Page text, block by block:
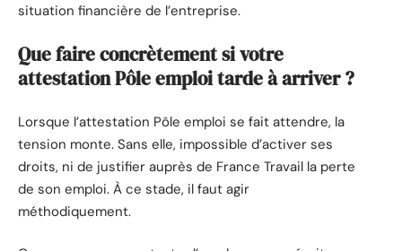
situation financière de l’entreprise.
Que faire concrètement si votre
attestation Pôle emploi tarde à arriver ?
Lorsque l’attestation Pôle emploi se fait attendre, la
tension monte. Sans elle, impossible d’activer ses
droits, ni de justifier auprès de France Travail la perte
de son emploi. À ce stade, il faut agir
méthodiquement.